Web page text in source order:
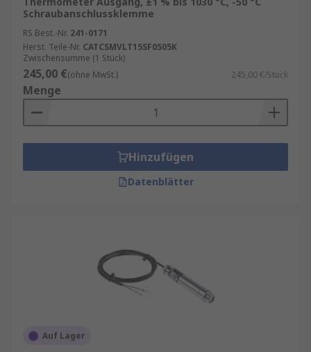
Schraubanschlussklemme
RS Best.-Nr. 241-0171
Herst. Teile-Nr. CATCSMVLT15SF0505K
Zwischensumme (1 Stück)
245,00 €(ohne MwSt.) 245,00 €/Stück
Menge
Hinzufügen
Datenblätter
Auf Lager